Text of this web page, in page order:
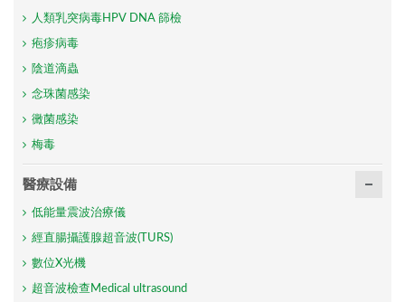
人類乳突病毒HPV DNA 篩檢
疱疹病毒
陰道滴蟲
念珠菌感染
黴菌感染
梅毒
醫療設備
低能量震波治療儀
經直腸攝護腺超音波(TURS)
數位X光機
超音波檢查Medical ultrasound